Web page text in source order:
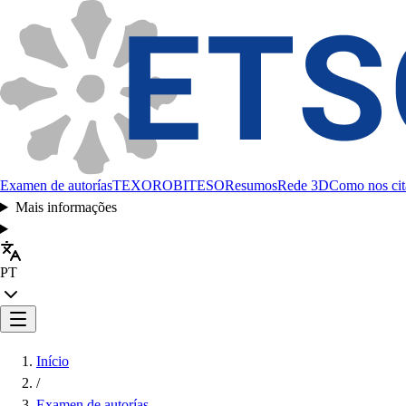
Examen de autoríasTEXOROBITESOResumosRede 3DComo nos
Mais informações
PT
Início
/